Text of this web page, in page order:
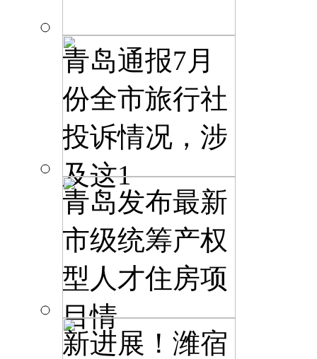
青岛通报7月
份全市旅行社
投诉情况，涉
及这1
青岛发布最新
市级统筹产权
型人才住房项
目情
新进展！潍宿